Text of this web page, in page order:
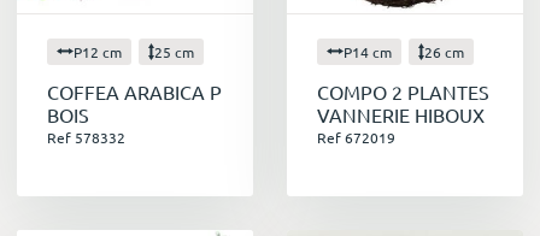
P12 cm 25 cm
COFFEA ARABICA P
BOIS
Ref 578332
P14 cm 26 cm
COMPO 2 PLANTES
VANNERIE HIBOUX
Ref 672019